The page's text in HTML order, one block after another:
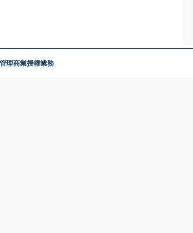
理商業授權業務